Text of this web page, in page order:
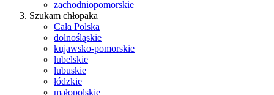
zachodniopomorskie
Szukam chłopaka
Cała Polska
dolnośląskie
kujawsko-pomorskie
lubelskie
lubuskie
łódzkie
małopolskie